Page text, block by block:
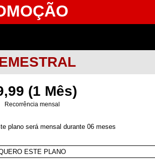
(1 Mês)
Recorrência mensal
plano será mensal durante 06 meses
ESTE PLANO